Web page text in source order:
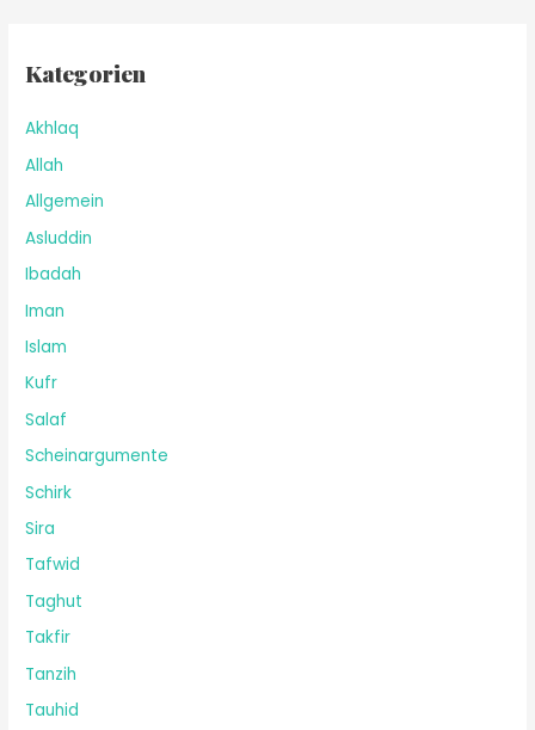
Kategorien
Akhlaq
Allah
Allgemein
Asluddin
Ibadah
Iman
Islam
Kufr
Salaf
Scheinargumente
Schirk
Sira
Tafwid
Taghut
Takfir
Tanzih
Tauhid